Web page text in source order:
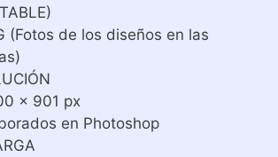
(Fotos de los diseños en las
x 901 px
en Photoshop